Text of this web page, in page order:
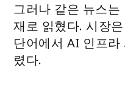
그러나 같은 뉴스
재로 읽혔다. 시장
단어에서 AI 인프
렸다.